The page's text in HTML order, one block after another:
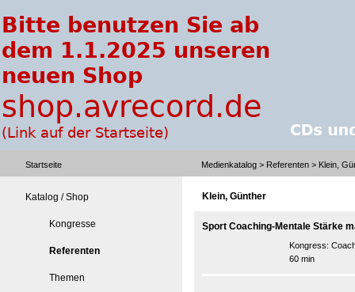
Startseite Medienkatalog > Referenten > Klein,
Katalog / Shop
Kongresse
Referenten
Themen
Klein, Günther
Sport Coaching-Mentale Stärke
Kongress:
60 min